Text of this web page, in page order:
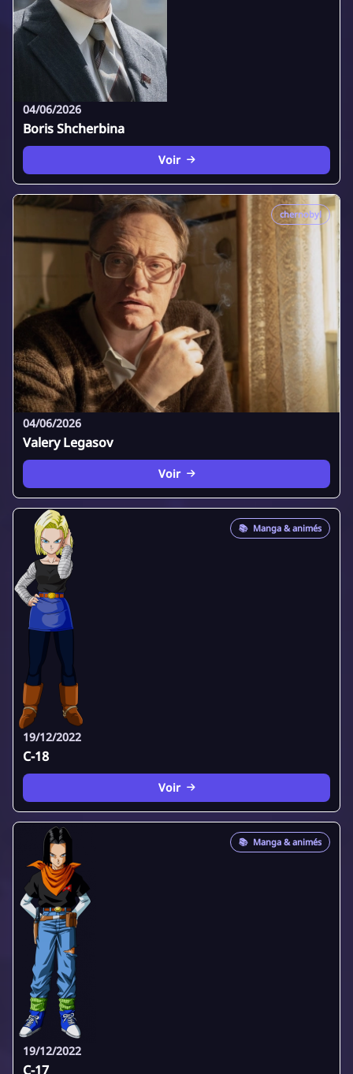
04/06/2026
Boris Shcherbina
Voir
chernobyl
04/06/2026
Valery Legasov
Voir
📚 Manga & animés
19/12/2022
C-18
Voir
📚 Manga & animés
19/12/2022
C-17